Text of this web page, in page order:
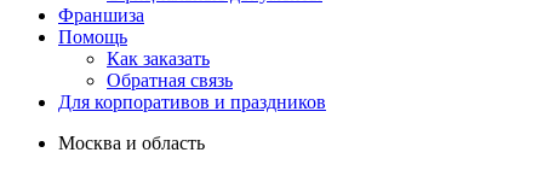
Франшиза
Помощь
Как заказать
Обратная связь
Для корпоративов и праздников
Москва и область